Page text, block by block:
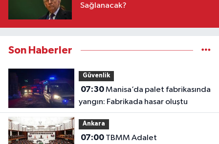
Sağlanacak?
Son Haberler
Güvenlik
07:30Manisa’da palet fabrikasında
yangın: Fabrikada hasar oluştu
Ankara
07:00TBMM Adalet